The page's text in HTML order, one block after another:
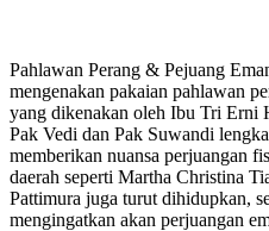
Pahlawan Perang & Pejuang
mengenakan pakaian pahlawan
yang dikenakan oleh Ibu Tri Erni
Pak Vedi dan Pak Suwandi
memberikan nuansa perjuangan
daerah seperti Martha Christina
Pattimura juga turut dihidupkan,
mengingatkan akan perjuangan